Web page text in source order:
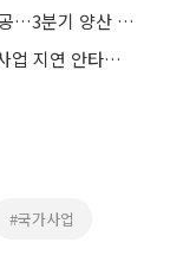
엘앤에프, 대구 국가산단 내 LFP 공장 준공…3분기 양산 돌입
李대통령, 대구경북신공항 부지 방문…"사업 지연 안타까워"
#국가사업